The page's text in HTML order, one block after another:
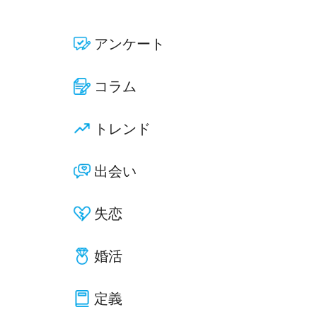
アンケート
コラム
トレンド
出会い
失恋
婚活
定義